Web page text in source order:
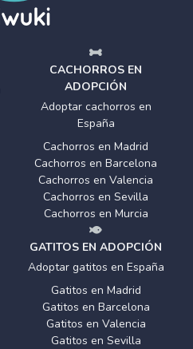
CACHORROS EN
ADOPCIÓN
Adoptar cachorros en
España
Cachorros en Madrid
Cachorros en Barcelona
Cachorros en Valencia
Cachorros en Sevilla
Cachorros en Murcia
GATITOS EN ADOPCIÓN
Adoptar gatitos en España
Gatitos en Madrid
Gatitos en Barcelona
Gatitos en Valencia
Gatitos en Sevilla